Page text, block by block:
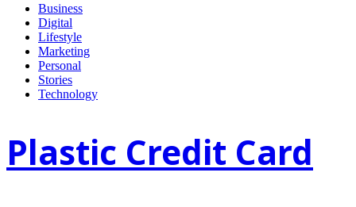
Business
Digital
Lifestyle
Marketing
Personal
Stories
Technology
Plastic Credit Card